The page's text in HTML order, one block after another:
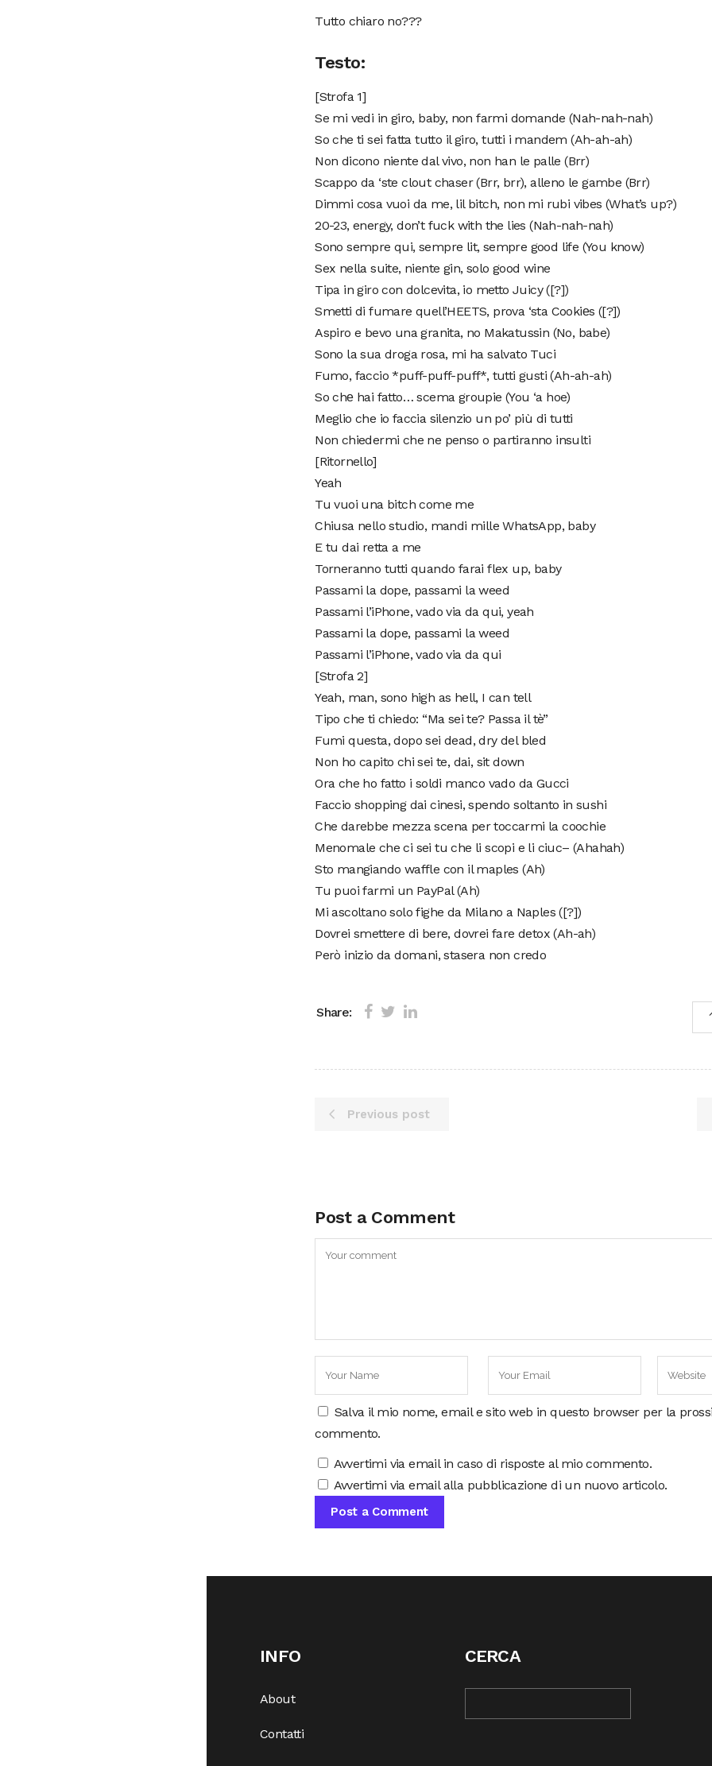
Tutto chiaro no???
Testo:
[Strofa 1]
Se mi vedi in giro, baby, non farmi domande (Nah-nah-nah)
So che ti sei fatta tutto il giro, tutti i mandem (Ah-ah-ah)
Non dicono niente dal vivo, non han le palle (Brr)
Scappo da ‘ste clout chaser (Brr, brr), alleno le gambe (Brr)
Dimmi cosa vuoi da me, lil bitch, non mi rubi vibes (What’s up?)
20-23, energy, don’t fuck with the lies (Nah-nah-nah)
Sono sempre qui, sempre lit, sempre good life (You know)
Sex nella suite, niente gin, solo good wine
Tipa in giro con dolcevita, io metto Juicy ([?])
Smetti di fumare quell’HEETS, prova ‘sta Cookiеs ([?])
Aspiro e bevo una granita, no Makatussin (No, babe)
Sono la sua droga rosa, mi ha salvato Tuci
Fumo, faccio *puff-puff-puff*, tutti gusti (Ah-ah-ah)
So chе hai fatto… scema groupie (You ‘a hoe)
Meglio che io faccia silenzio un po’ più di tutti
Non chiedermi che ne penso o partiranno insulti
[Ritornello]
Yeah
Tu vuoi una bitch come me
Chiusa nello studio, mandi mille WhatsApp, baby
E tu dai retta a me
Torneranno tutti quando farai flex up, baby
Passami la dope, passami la weed
Passami l’iPhone, vado via da qui, yeah
Passami la dope, passami la weed
Passami l’iPhone, vado via da qui
[Strofa 2]
Yeah, man, sono high as hell, I can tell
Tipo che ti chiedo: “Ma sei te? Passa il tè”
Fumi questa, dopo sei dead, dry del bled
Non ho capito chi sei te, dai, sit down
Ora che ho fatto i soldi manco vado da Gucci
Faccio shopping dai cinesi, spendo soltanto in sushi
Che darebbe mezza scena per toccarmi la coochie
Menomale che ci sei tu che li scopi e li ciuc– (Ahahah)
Sto mangiando waffle con il maples (Ah)
Tu puoi farmi un PayPal (Ah)
Mi ascoltano solo fighe da Milano a Naples ([?])
Dovrei smettere di bere, dovrei fare detox (Ah-ah)
Però inizio da domani, stasera non credo
Share:
Previous post
Post a Comment
Salva il mio nome, email e sito web in questo browser per la
commento.
Avvertimi via email in caso di risposte al mio commento.
Avvertimi via email alla pubblicazione di un nuovo articolo.
INFO
About
Contatti
CERCA